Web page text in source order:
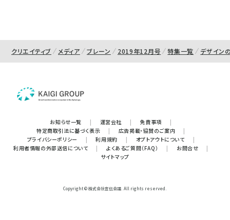
クリエイティブ メディア ブレーン 2019年12月号 特集一覧 デザイン
お知らせ一覧 | 運営会社 | 免責事項
|
特定商取引法に基づく表示
| 広告掲載・協賛のご案内
|
プライバシーポリシー
| 利用規約 | オプトアウトについて
|
利用者情報の外部送信について
| よくあるご質問（FAQ） | お問合せ
|
サイトマップ
Copyright © 株式会社宣伝会議. All rights reserved.